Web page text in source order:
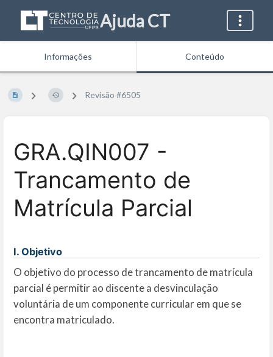
Ajuda CT
Informações Conteúdo
Revisão #6505
GRA.QIN007 -
Trancamento de
Matrícula Parcial
I. Objetivo
O objetivo do processo de trancamento de matrícula
parcial é permitir ao discente a desvinculação
voluntária de um componente curricular em que se
encontra matriculado.